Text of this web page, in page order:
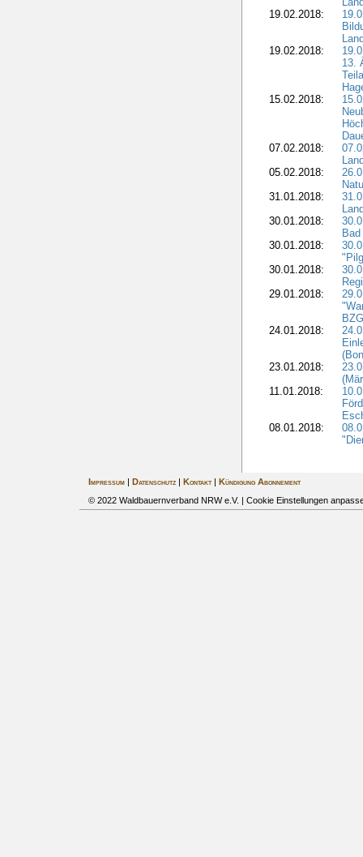
19.02.2018:
19.02.2018:
13.
15.02.2018:
07.02.2018:
05.02.2018:
31.01.2018:
30.01.2018:
30.01.2018:
30.01.2018:
29.01.2018:
24.01.2018:
23.01.2018:
11.01.2018:
08.01.2018:
Impressum| Datenschutz| Kontakt|
Kündigung Abonnement
© 2022 Waldbauernverband NRW e.V. | Cookie Einstellungen